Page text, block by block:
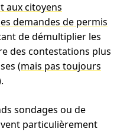
aux citoyens
demandes de permis
de démultiplier les
des contestations plus
(mais pas toujours
sondages ou de
particulièrement